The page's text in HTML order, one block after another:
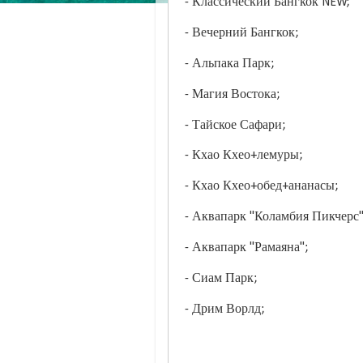
- Классический Бангкок NEW;
- Вечерний Бангкок;
- Альпака Парк;
- Магия Востока;
- Тайское Сафари;
- Кхао Кхео+лемуры;
- Кхао Кхео+обед+ананасы;
- Аквапарк "Коламбия
- Аквапарк "Рамаяна";
- Сиам Парк;
- Дрим Ворлд;